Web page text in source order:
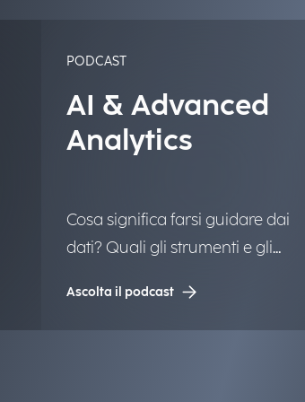
PODCAST
AI & Advanced
Analytics
Cosa significa farsi guidare dai
dati? Quali gli strumenti e gli
quantità sempre più complessa di
informazioni? Raccontiamo la
Ascolta il podcast